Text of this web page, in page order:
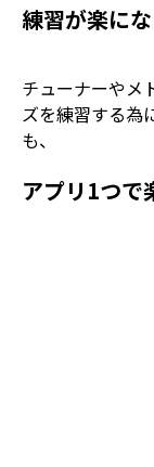
練習が楽に
チューナーやメ
ズを練習する為
も、
アプリ1つで